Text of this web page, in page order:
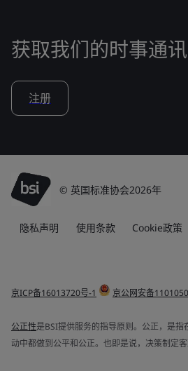
获取我们的时事通讯
注册
© 英国标准协会2026年
隐私声明 使用条款 Cookie政策
京ICP备16013720号-1 京公网安备
公正性是BSI提供服务的指导原则。公正，是
动中都做到公平和公正。也即是说，决策制定